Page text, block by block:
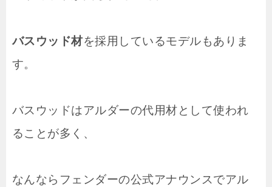
バスウッド材を採用しているモデルもありま
す。
バスウッドはアルダーの代用材として使われ
ることが多く、
なんならフェンダーの公式アナウンスでアル